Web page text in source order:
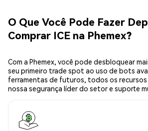
O Que Você Pode Fazer
Comprar ICE na Phemex?
Com a Phemex, você pode desbloquear
seu primeiro trade spot ao uso de bots
ferramentas de futuros, todos os
nossa segurança líder do setor e suporte